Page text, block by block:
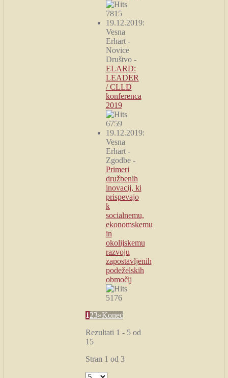
7815
19.12.2019:
Vesna
Erhart-
Novice
Društvo-
ELARD:
LEADER
/ CLLD
konferenca
2019
6759
19.12.2019:
Vesna
Erhart-
Zgodbe-
Primeri
družbenih
inovacij, ki
prispevajo
k
socialnemu,
ekonomskemu
in
okolijskemu
razvoju
zapostavljenih
podeželskih
območij
5176
123»Konec
Rezultati 1 - 5 od
15
Stran 1 od 3